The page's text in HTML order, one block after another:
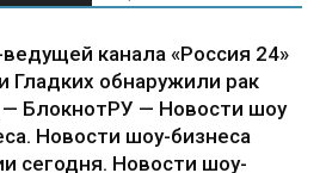
ведущей канала «Россия 24»
Гладких обнаружили рак
БлокнотРУ — Новости шоу
Новости шоу-бизнеса
сегодня. Новости шоу-